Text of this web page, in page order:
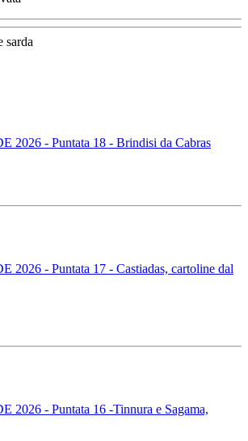
2026 - Puntata 18 - Brindisi da Cabras
2026 - Puntata 17 - Castiadas, cartoline dal
2026 - Puntata 16 -Tinnura e Sagama,